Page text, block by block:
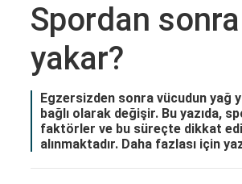
Spordan
yakar?
Egzersizden sonra vücudun yağ
bağlı olarak değişir. Bu yazıda,
faktörler ve bu süreçte dikkat
alınmaktadır. Daha fazlası için